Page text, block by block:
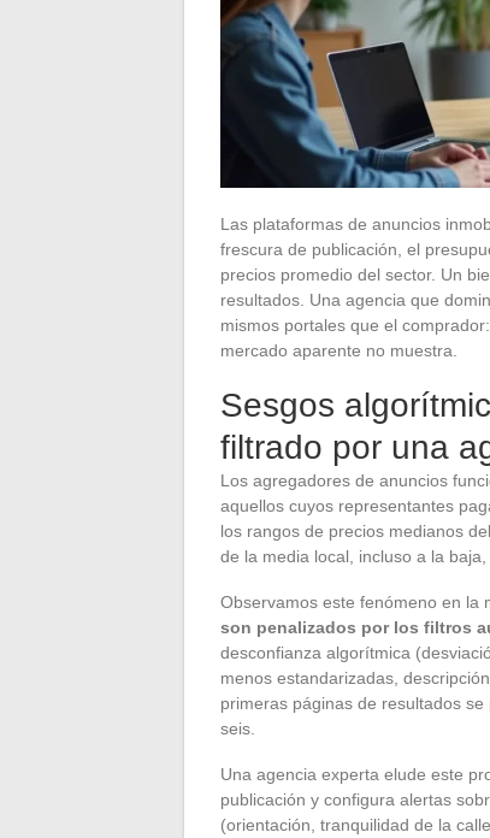
Las plataformas de anuncios
frescura de publicación, el
precios promedio del sector. Un
resultados. Una agencia que
mismos portales que el
mercado aparente no muestra.
Sesgos
filtrado por una
Los agregadores de anuncios
aquellos cuyos representantes
los rangos de precios medianos
de la media local, incluso a la
Observamos este fenómeno en la
son penalizados por los filtros
desconfianza algorítmica
menos estandarizadas,
primeras páginas de resultados
seis.
Una agencia experta elude este
publicación y configura alertas
(orientación, tranquilidad de la